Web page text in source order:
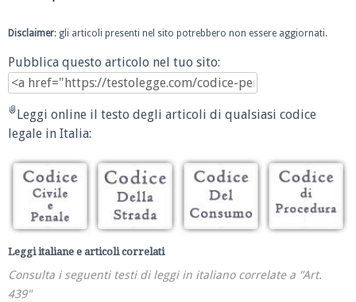
Disclaimer: gli articoli presenti nel sito potrebbero non essere aggiornati.
Pubblica questo articolo nel tuo sito:
Leggi online il testo degli articoli di qualsiasi codice
legale in Italia:
Leggi italiane e articoli correlati
Consulta i seguenti testi di leggi in italiano correlate a "Art.
439"